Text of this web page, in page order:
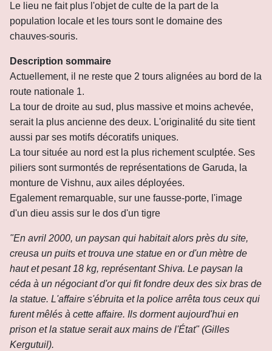
Le lieu ne fait plus l'objet de culte de la part de la
population locale et les tours sont le domaine des
chauves-souris.
Description sommaire
Actuellement, il ne reste que 2 tours alignées au bord de la
route nationale 1.
La tour de droite au sud, plus massive et moins achevée,
serait la plus ancienne des deux. L'originalité du site tient
aussi par ses motifs décoratifs uniques.
La tour située au nord est la plus richement sculptée. Ses
piliers sont surmontés de représentations de Garuda, la
monture de Vishnu, aux ailes déployées.
Egalement remarquable, sur une fausse-porte, l'image
d'un dieu assis sur le dos d'un tigre
"En avril 2000, un paysan qui habitait alors près du site,
creusa un puits et trouva une statue en or d'un mètre de
haut et pesant 18 kg, représentant Shiva. Le paysan la
céda à un négociant d'or qui fit fondre deux des six bras de
la statue. L'affaire s'ébruita et la police arrêta tous ceux qui
furent mêlés à cette affaire. Ils dorment aujourd'hui en
prison et la statue serait aux mains de l'État" (Gilles
Kergutuil).